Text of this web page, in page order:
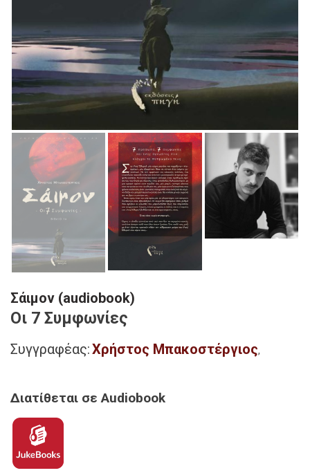
Σάιμον (audiobook)
Οι 7 Συμφωνίες
Συγγραφέας:Χρήστος Μπακοστέργιος,
Διατίθεται σε Audiobook